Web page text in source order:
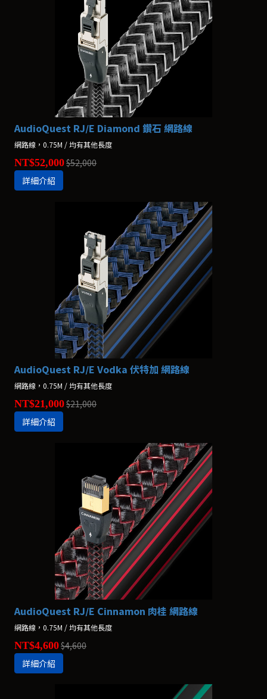
AudioQuest RJ/E Diamond 鑽石 網路線
網路線，0.75M / 均有其他長度
NT$52,000$52,000
詳細介紹
AudioQuest RJ/E Vodka 伏特加 網路線
網路線，0.75M / 均有其他長度
NT$21,000$21,000
詳細介紹
AudioQuest RJ/E Cinnamon 肉桂 網路線
網路線，0.75M / 均有其他長度
NT$4,600$4,600
詳細介紹